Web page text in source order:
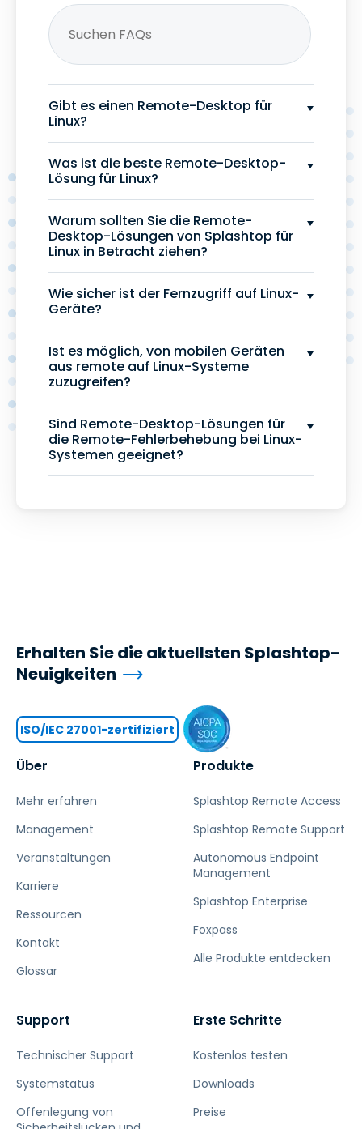
Gibt es einen Remote-Desktop für
Linux?
Was ist die beste Remote-Desktop-
Lösung für Linux?
Warum sollten Sie die Remote-
Desktop-Lösungen von Splashtop für
Linux in Betracht ziehen?
Wie sicher ist der Fernzugriff auf Linux-
Geräte?
Ist es möglich, von mobilen Geräten
aus remote auf Linux-Systeme
zuzugreifen?
Sind Remote-Desktop-Lösungen für
die Remote-Fehlerbehebung bei Linux-
Systemen geeignet?
Über
Mehr erfahren
Management
Veranstaltungen
Karriere
Ressourcen
Kontakt
Glossar
Produkte
Splashtop Remote Access
Splashtop Remote Support
Autonomous Endpoint
Management
Splashtop Enterprise
Foxpass
Alle Produkte entdecken
Support
Technischer Support
Systemstatus
Offenlegung von
Erste Schritte
Kostenlos testen
Downloads
Preise
Erhalten Sie die aktuellsten Splashtop-
Neuigkeiten
ISO/IEC 27001-zertifiziert